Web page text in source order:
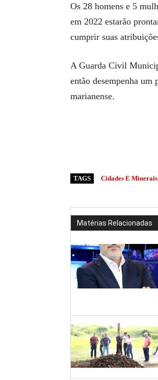
Os 28 homens e 5
em 2022 estarão
cumprir suas
A Guarda Civil
então desempenha um
marianense.
TAGS Cidades E Minerais
Matérias Relacionadas